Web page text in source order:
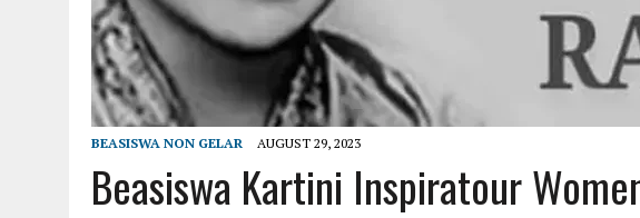
BEASISWA NON GELAR AUGUST 29, 2023
Beasiswa Kartini Inspiratour